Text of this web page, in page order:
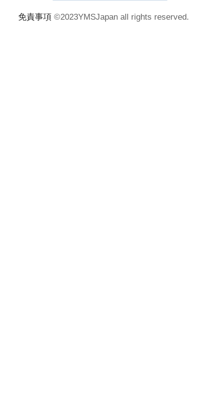
免責事項 ©2023YMSJapan all rights reserved.